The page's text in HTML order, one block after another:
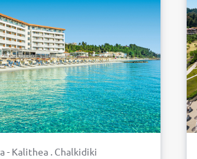
- Kalithea . Chalkidiki